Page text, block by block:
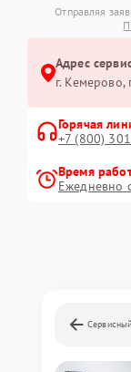
Отправляя
Адрес
г.
Горячая
+7 (800)
Время
Ежедневно